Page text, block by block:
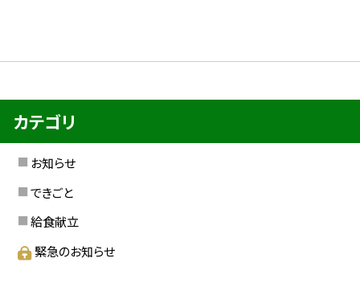
カテゴリ
お知らせ
できごと
給食献立
緊急のお知らせ